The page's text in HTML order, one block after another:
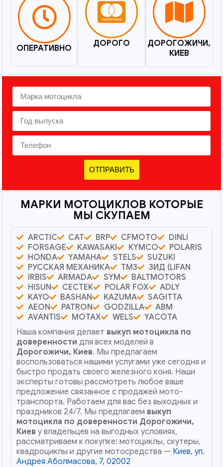
ОПЕРАТИВНО ДОРОГО
ДОРОГОЖИЧИ,
КИЕВ
ОТПРАВИТЬ
МАРКИ МОТОЦИКЛОВ КОТОРЫЕ
МЫ СКУПАЕМ
ARCTIC CAT BRP CFMOTO
DINLI
FORSAGE
KAWASAKI KYMCO
POLARIS
HONDA
YAMAHA STELS
SUZUKI
РУССКАЯ МЕХАНИКА
ТМЗ
ЗИД (LIFAN
IRBIS
ARMADA SYM
BALTMOTORS
HISUN
CECTEK POLAR FOX
ADLY
KAYO
BASHAN KAZUMA
SAGITTA
AEON
PATRON GODZILLA
ABM
AVANTIS
MOTAX WELS
YACOTA
Наша компания делает выкуп мотоцикла по
доверенности для всех моделей в
Дорогожичи, Киев. Мы предлагаем
воспользоваться нашими услугами уже сегодня и
быстро продать своего железного коня. Наши
эксперты готовы рассмотреть любое ваше
предложение связанное с продажей мото-
транспорта. Работаем для вас без выходных и
праздников 24/7. Мы предлагаем выкуп
мотоцикла по доверенности Дорогожичи,
Киеву владельцев на выгодных условиях,
рассматриваем к покупке: мотоциклы, скутеры,
квадроциклы и другие мотосредства — Киев, ул.
Андрея Аболмасова, 7, 02002